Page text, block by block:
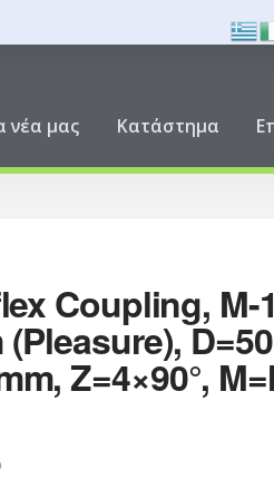
νέα μας Κατάστημα
Coupling, M-
Z=4×90°,